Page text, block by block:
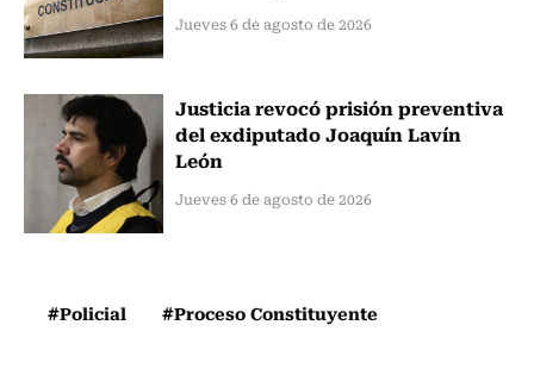
Jueves 6 de agosto de 2026
Justicia revocó prisión preventiva
del exdiputado Joaquín Lavín
León
Jueves 6 de agosto de 2026
#Policial #Proceso Constituyente